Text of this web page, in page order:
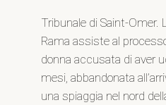
Tribunale di Saint-Omer.
Rama assiste al
donna accusata di aver
mesi, abbandonata
una spiaggia nel nord